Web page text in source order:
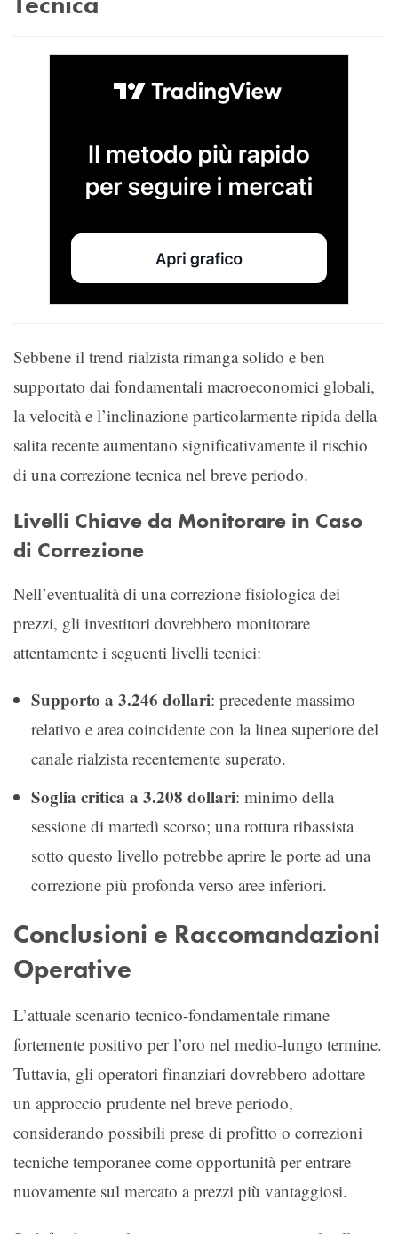
Sebbene il trend rialzista rimanga solido e ben
supportato dai fondamentali macroeconomici globali,
la velocità e l’inclinazione particolarmente ripida della
salita recente aumentano significativamente il rischio
di una correzione tecnica nel breve periodo.
Livelli Chiave da Monitorare in Caso
di Correzione
Nell’eventualità di una correzione fisiologica dei
prezzi, gli investitori dovrebbero monitorare
attentamente i seguenti livelli tecnici:
Supporto a 3.246 dollari: precedente massimo
relativo e area coincidente con la linea superiore del
canale rialzista recentemente superato.
Soglia critica a 3.208 dollari: minimo della
sessione di martedì scorso; una rottura ribassista
sotto questo livello potrebbe aprire le porte ad una
correzione più profonda verso aree inferiori.
Conclusioni e Raccomandazioni
Operative
L’attuale scenario tecnico-fondamentale rimane
fortemente positivo per l’oro nel medio-lungo termine.
Tuttavia, gli operatori finanziari dovrebbero adottare
un approccio prudente nel breve periodo,
considerando possibili prese di profitto o correzioni
tecniche temporanee come opportunità per entrare
nuovamente sul mercato a prezzi più vantaggiosi.